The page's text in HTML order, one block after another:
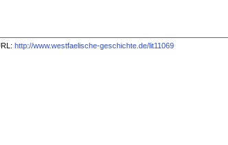
http://www.westfaelische-geschichte.de/lit11069